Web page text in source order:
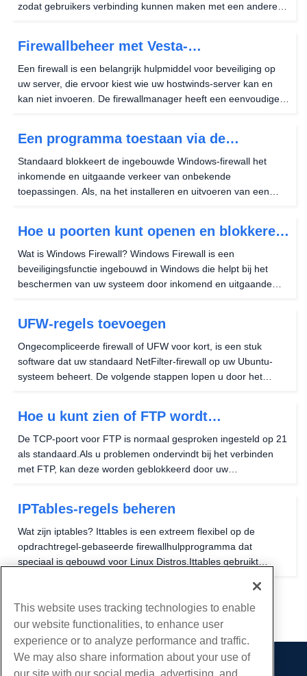
zodat gebruikers verbinding kunnen maken met een andere
Firewallbeheer met Vesta-
configuratiescherm.
Een firewall is een belangrijk hulpmiddel voor beveiliging op
uw server, die ervoor kiest wie uw hostwinds-server kan en
kan niet invoeren. De firewallmanager heeft een eenvoudige
Een programma toestaan via de
Windows Firewall
Standaard blokkeert de ingebouwde Windows-firewall het
inkomende en uitgaande verkeer van onbekende
toepassingen. Als, na het installeren en uitvoeren van een
Hoe u poorten kunt openen en blokkeren
in Windows Firewall
Wat is Windows Firewall? Windows Firewall is een
beveiligingsfunctie ingebouwd in Windows die helpt bij het
beschermen van uw systeem door inkomend en uitgaande
UFW-regels toevoegen
Ongecompliceerde firewall of UFW voor kort, is een stuk
software dat uw standaard NetFilter-firewall op uw Ubuntu-
systeem beheert. De volgende stappen lopen u door het
Hoe u kunt zien of FTP wordt
geblokkeerd door uw firewall
De TCP-poort voor FTP is normaal gesproken ingesteld op 21
als standaard.Als u problemen ondervindt bij het verbinden
met FTP, kan deze worden geblokkeerd door uw
IPTables-regels beheren
Wat zijn iptables? Ittables is een extreem flexibel op de
opdrachtregel-gebaseerde firewallhulpprogramma dat
speciaal is gebouwd voor Linux Distros.Ittables gebruikt
blokkeren.Wanneer een verbinding wordt opgericht op uw
server...
This website uses tracking technologies to enable
our website functionalities, to enhance user
experience or to analyze performance and traffic.
We may also share information about your use of